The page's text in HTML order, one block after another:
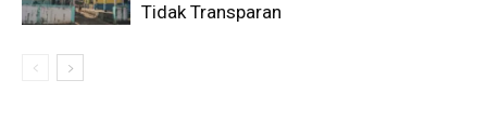
Tidak Transparan